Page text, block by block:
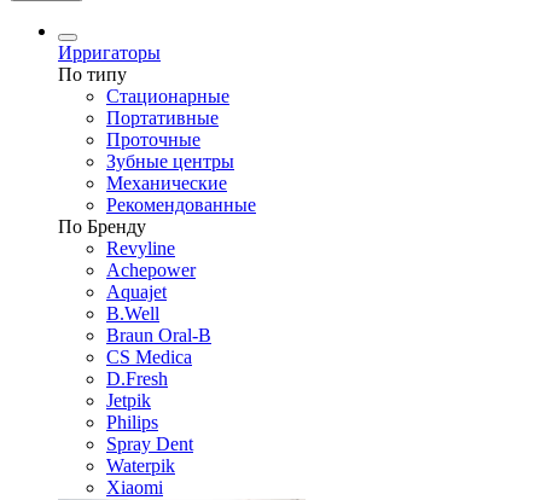
Ирригаторы
По типу
Стационарные
Портативные
Проточные
Зубные центры
Механические
Рекомендованные
По Бренду
Revyline
Achepower
Aquajet
B.Well
Braun Oral-B
CS Medica
D.Fresh
Jetpik
Philips
Spray Dent
Waterpik
Xiaomi